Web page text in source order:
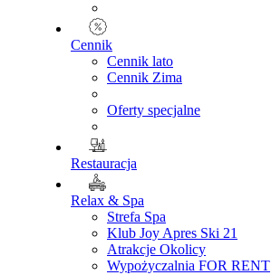
Cennik
Cennik lato
Cennik Zima
Oferty specjalne
Restauracja
Relax & Spa
Strefa Spa
Klub Joy Apres Ski 21
Atrakcje Okolicy
Wypożyczalnia FOR RENT